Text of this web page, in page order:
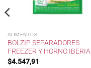
ALIMENTOS
BOLZIP SEPARADORES
FREEZER Y HORNO IBERIA
$4.547,91